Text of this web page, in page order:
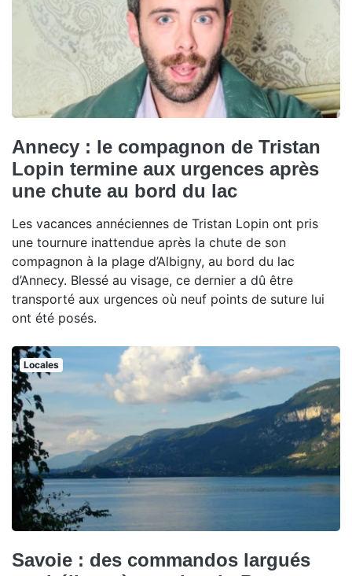
Annecy : le compagnon de Tristan
Lopin termine aux urgences après
une chute au bord du lac
Les vacances annéciennes de Tristan Lopin ont pris
une tournure inattendue après la chute de son
compagnon à la plage d’Albigny, au bord du lac
d’Annecy. Blessé au visage, ce dernier a dû être
transporté aux urgences où neuf points de suture lui
ont été posés.
Locales
Savoie : des commandos largués